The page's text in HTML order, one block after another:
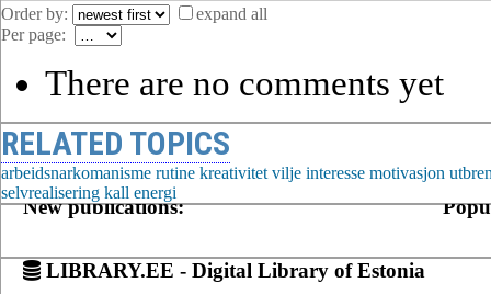
Order by:
expand all
Per page:
There are no comments yet
RELATED TOPICS
arbeidsnarkomanisme rutine kreativitet vilje interesse motivasjon
selvrealisering kall energi
New publications:
LIBRARY.EE - Digital Library of Estonia